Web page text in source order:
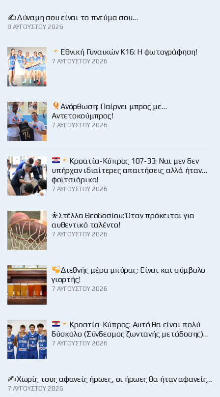
✍️Δύναμη σου είναι το πνεύμα σου…
8 ΑΥΓΟΎΣΤΟΥ 2026
Εθνική Γυναικών Κ16: Η φωτογράφηση!
7 ΑΥΓΟΎΣΤΟΥ 2026
Ανόρθωση: Παίρνει μπρος με…
Αντετοκούμπρος!
7 ΑΥΓΟΎΣΤΟΥ 2026
Κροατία-Κύπρος 107-33: Ναι μεν δεν
υπήρχαν ιδιαίτερες απαιτήσεις αλλά ήταν…
φοϊτσιάρικο!
7 ΑΥΓΟΎΣΤΟΥ 2026
⛹️Στέλλα Θεοδοσίου: Όταν πρόκειται για
αυθεντικό ταλέντο!
7 ΑΥΓΟΎΣΤΟΥ 2026
Διεθνής μέρα μπύρας: Είναι και σύμβολο
γιορτής!
7 ΑΥΓΟΎΣΤΟΥ 2026
Κροατία-Κύπρος: Αυτό θα είναι πολύ
δύσκολο (Σύνδεσμος ζωντανής μετάδοσης)…
7 ΑΥΓΟΎΣΤΟΥ 2026
✍️Χωρίς τους αφανείς ήρωες, οι ήρωες θα ήταν αφανείς…
7 ΑΥΓΟΎΣΤΟΥ 2026